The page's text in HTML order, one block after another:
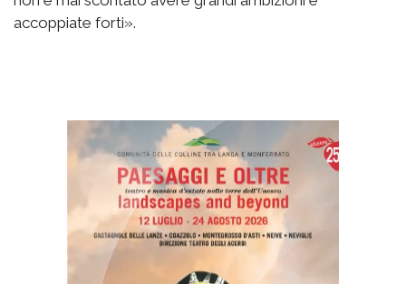
accoppiate forti».